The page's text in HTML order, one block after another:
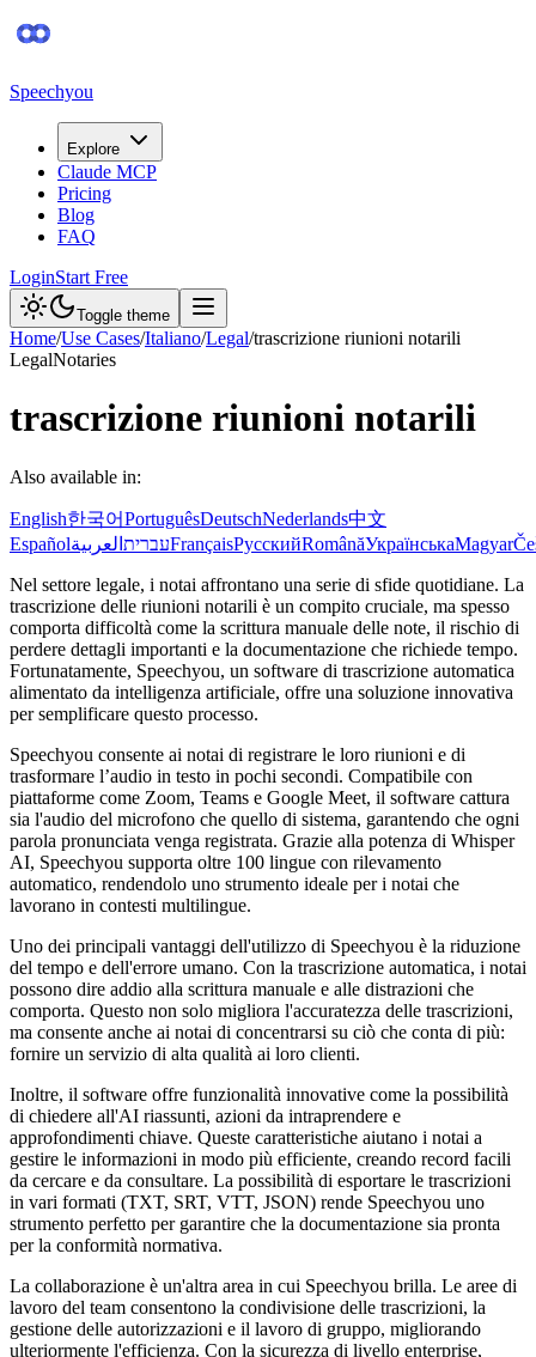
Speechyou
Explore
Claude MCP
Pricing
Blog
FAQ
LoginStart Free
Toggle theme
Home/Use Cases/Italiano/Legal/trascrizione riunioni notarili
LegalNotaries
trascrizione riunioni notarili
Also available in:
English한국어PortuguêsDeutschNederlands中文
Español
עברית العربية FrançaisРусскийRomânăУкраїнськаMagyar
Nel settore legale, i notai affrontano una serie di sfide quotidiane. La
trascrizione delle riunioni notarili è un compito cruciale, ma spesso
comporta difficoltà come la scrittura manuale delle note, il rischio di
perdere dettagli importanti e la documentazione che richiede tempo.
Fortunatamente, Speechyou, un software di trascrizione automatica
alimentato da intelligenza artificiale, offre una soluzione innovativa
per semplificare questo processo.
Speechyou consente ai notai di registrare le loro riunioni e di
trasformare l’audio in testo in pochi secondi. Compatibile con
piattaforme come Zoom, Teams e Google Meet, il software cattura
sia l'audio del microfono che quello di sistema, garantendo che ogni
parola pronunciata venga registrata. Grazie alla potenza di Whisper
AI, Speechyou supporta oltre 100 lingue con rilevamento
automatico, rendendolo uno strumento ideale per i notai che
lavorano in contesti multilingue.
Uno dei principali vantaggi dell'utilizzo di Speechyou è la riduzione
del tempo e dell'errore umano. Con la trascrizione automatica, i notai
possono dire addio alla scrittura manuale e alle distrazioni che
comporta. Questo non solo migliora l'accuratezza delle trascrizioni,
ma consente anche ai notai di concentrarsi su ciò che conta di più:
fornire un servizio di alta qualità ai loro clienti.
Inoltre, il software offre funzionalità innovative come la possibilità
di chiedere all'AI riassunti, azioni da intraprendere e
approfondimenti chiave. Queste caratteristiche aiutano i notai a
gestire le informazioni in modo più efficiente, creando record facili
da cercare e da consultare. La possibilità di esportare le trascrizioni
in vari formati (TXT, SRT, VTT, JSON) rende Speechyou uno
strumento perfetto per garantire che la documentazione sia pronta
per la conformità normativa.
La collaborazione è un'altra area in cui Speechyou brilla. Le aree di
lavoro del team consentono la condivisione delle trascrizioni, la
gestione delle autorizzazioni e il lavoro di gruppo, migliorando
ulteriormente l'efficienza. Con la sicurezza di livello enterprise,